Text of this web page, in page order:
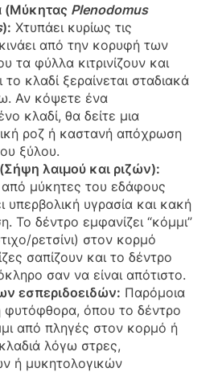
(Μύκητας Plenodomus
): Χτυπάει κυρίως τις
από την κορυφή των
τα φύλλα κιτρινίζουν και
κλαδί ξεραίνεται σταδιακά
Αν κόψετε ένα
κλαδί, θα δείτε μια
ροζ ή καστανή απόχρωση
ξύλου.
λαιμού και ριζών):
από μύκητες του εδάφους
υπερβολική υγρασία και κακή
Το δέντρο εμφανίζει “κόμμι”
ρετσίνι) στον κορμό
σαπίζουν και το δέντρο
σαν να είναι απότιστο.
εσπεριδοειδών: Παρόμοια
φυτόφθορα, όπου το δέντρο
από πληγές στον κορμό ή
λόγω στρες,
ή μυκητολογικών